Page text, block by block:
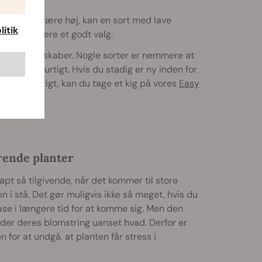
ikke vil være høj, kan en sort med lave
CBD
være et godt valg.
Nogle sorter er nemmere at
hurtigt. Hvis du stadig er ny inden for
hurtigt, kan du tage et kig på vores Easy
planter
så tilgivende, når det kommer til store
stå. Det gør muligvis ikke så meget, hvis du
i længere tid for at komme sig. Men den
deres blomstring uanset hvad. Derfor er
for at undgå, at planten får stress i